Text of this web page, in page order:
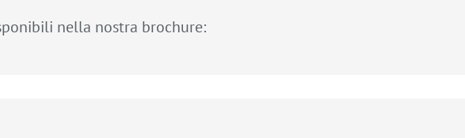
nella nostra brochure: